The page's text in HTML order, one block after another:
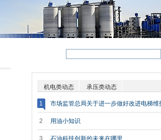
机电类动态 承压类动态
1 市场监管总局关于进一步做好改进电梯维
式和调整电梯检验检测方式试点工作的意见（
设〔2020〕56号）
2 用油小知识
3 石油科技创新的未来在哪里